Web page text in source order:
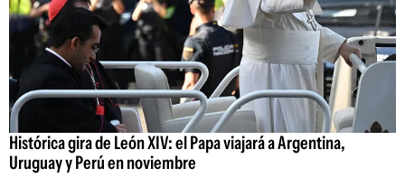
Histórica gira de León XIV: el Papa viajará a Argentina,
Uruguay y Perú en noviembre